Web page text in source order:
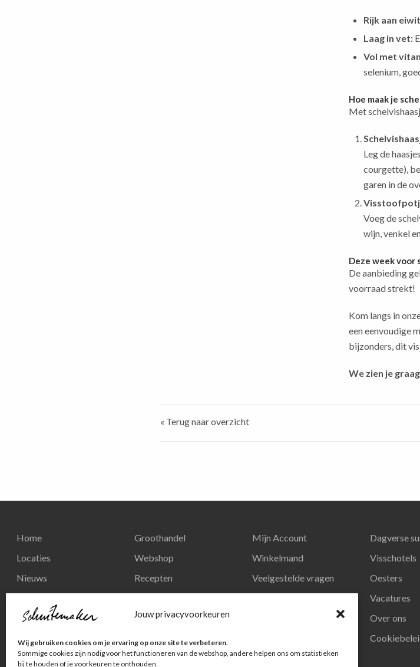
Jouw privacyvoorkeuren
Wij gebruiken cookies om je ervaring op onze site te verbeteren.
Sommige cookies zijn nodig voor het functioneren van de webshop, andere helpen ons om statistieken
bij te houden of je voorkeuren te onthouden.
Rijk aan
Laag in vet:
Vol met
selenium,
Hoe maak je
Met
Leg de
courgette),
garen in de
Voeg de
wijn, venkel
Deze week voor
De aanbieding
voorraad strekt!
Kom langs in
een eenvoudige
bijzonders, dit
We zien je
« Terug naar overzicht
Home
Locaties
Nieuws
Contact
Privacy en
persoonsgegevens
Groothandel
Webshop
Recepten
Mijn Account
Winkelmand
Veelgestelde vragen
Dagverse
Visschotels
Oesters
Vacatures
Over ons